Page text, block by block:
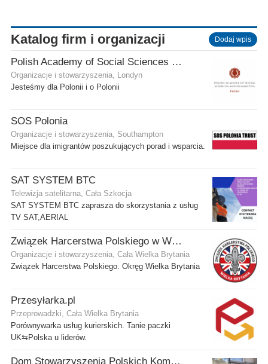
Katalog firm i organizacji Dodaj wpis
Polish Academy of Social Sciences and Humanities Ltd
Organizacje i stowarzyszenia, Londyn
Jesteśmy dla Polonii i o Polonii
SOS Polonia
Organizacje i stowarzyszenia, Southampton
Miejsce dla imigrantów poszukujących porad i wsparcia.
SAT SYSTEM BTC
Telewizja satelitarna, Cała Szkocja
SAT SYSTEM BTC zaprasza do skorzystania z usług
TV SAT,AERIAL
Związek Harcerstwa Polskiego w Wielkiej Brytanii
Organizacje i stowarzyszenia, Cała Wielka Brytania
Związek Harcerstwa Polskiego. Okręg Wielka Brytania
Przesyłarka.pl
Przeprowadzki, Cała Wielka Brytania
Porównywarka usług kurierskich. Tanie paczki
UK⇆Polska u liderów.
Dom Stowarzyszenia Polskich Kombatantów (SPK) w Edynburgu